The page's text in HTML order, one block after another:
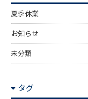
夏季休業
お知らせ
未分類
タグ